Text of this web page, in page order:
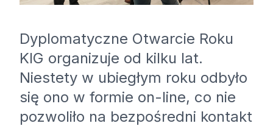
Dyplomatyczne Otwarcie Roku
KIG organizuje od kilku lat.
Niestety w ubiegłym roku odbyło
się ono w formie on-line, co nie
pozwoliło na bezpośredni kontakt